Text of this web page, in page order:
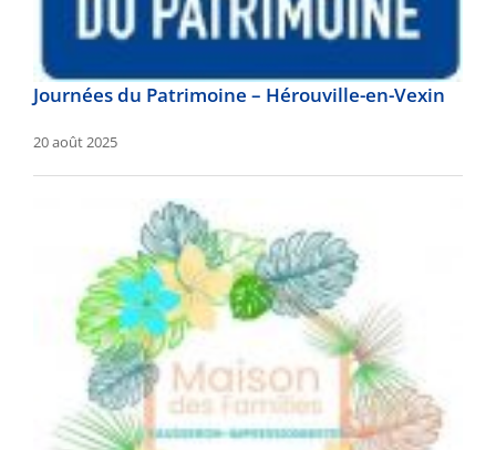
Journées du Patrimoine – Hérouville-en-Vexin
20 août 2025